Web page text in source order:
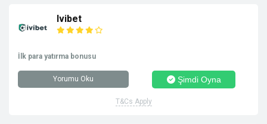
Ivibet
İlk para yatırma bonusu
Yorumu Oku Şimdi Oyna
T&Cs Apply